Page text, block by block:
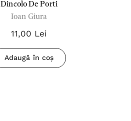
Dincolo De Porti
Ioan Giura
11,00 Lei
Adaugă în coș